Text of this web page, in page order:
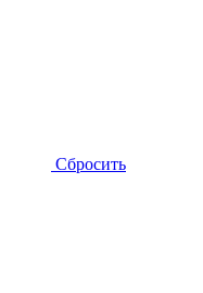
Сбросить